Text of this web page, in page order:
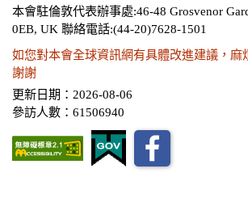
本會駐倫敦代表辦事處:46-48 Grosvenor
0EB, UK 聯絡電話:(44-20)7628-1501
如您對本會全球資訊網有具體改進建議，麻
謝謝
更新日期：2026-08-06
參訪人數：61506940